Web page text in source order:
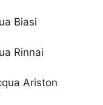
Biasi
Rinnai
Ariston